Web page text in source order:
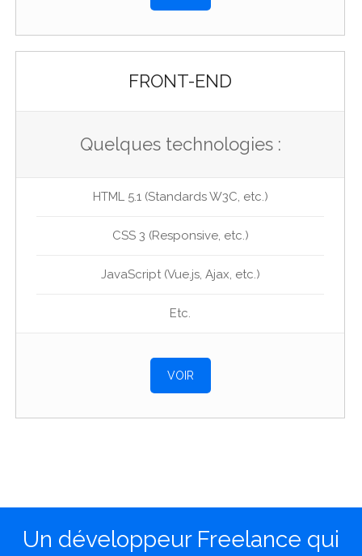
FRONT-END
Quelques technologies :
HTML 5.1 (Standards W3C, etc.)
CSS 3 (Responsive, etc.)
JavaScript (Vue.js, Ajax, etc.)
Etc.
VOIR
Un développeur Freelance qui